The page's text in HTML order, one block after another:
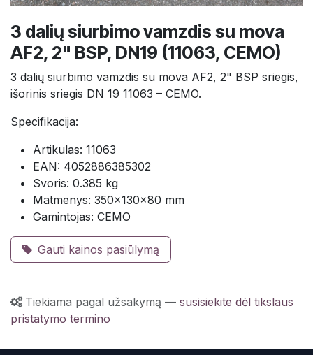
3 dalių siurbimo vamzdis su mova
AF2, 2" BSP, DN19 (11063, CEMO)
3 dalių siurbimo vamzdis su mova AF2, 2" BSP sriegis,
išorinis sriegis DN 19 11063 – CEMO.
Specifikacija:
Artikulas: 11063
EAN: 4052886385302
Svoris: 0.385 kg
Matmenys: 350×130×80 mm
Gamintojas: CEMO
Gauti kainos pasiūlymą
Tiekiama pagal užsakymą — susisiekite dėl tikslaus
pristatymo termino